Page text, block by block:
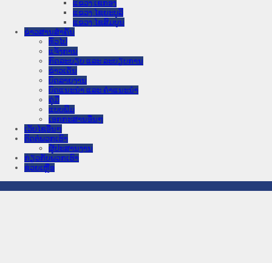
ແຂວງ ເຊກອງ
ແຂວງ ໄຊຍະບູລີ
ແຂວງ ໄຊສົມບູນ
ຂ່າວສານສໍາຄັນ
​ທົ່ວ​ໄປ
ແຈ້ງການ
ກົດລະບຽບ ແລະ ລະບຽບການ
ຂ່າວເດັ່ນ
ບົດລາຍງານ
ບົດແນະນໍາ ແລະ ຄໍາແນະນໍາ
ຄູ່ມື
ແບບພີມ
ເອກກະສານອື່ນໆ
ເວັບໄຊອື່ນໆ
ຕິດຕໍ່ພວກເຮົາ
ຜູ້ປະສານງານ
ກ່ຽວກັບພວກເຮົາ
ຊ່ວຍເຫຼືອ